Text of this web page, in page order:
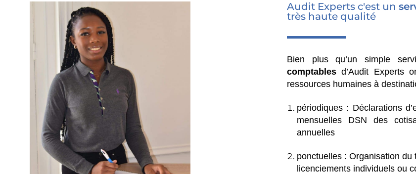
Audit Experts c'est un
très haute qualité
Bien plus qu’un simple
comptablesd’Audit Experts
ressources humaines à
périodiques : Déclarations
mensuelles DSN des
annuelles
ponctuelles : Organisation
licenciements individuels ou